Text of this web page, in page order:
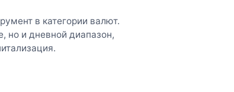
в категории валют.
но и дневной диапазон,